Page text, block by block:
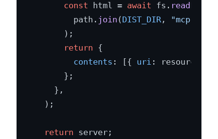
const html = await fs. readFile
        path.
join ( DIST_DIR , "mcp-
      );
return {
contents : [{ uri :
      };
    },
  );
return server;